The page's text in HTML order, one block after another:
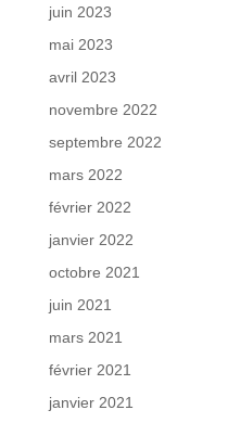
juin 2023
mai 2023
avril 2023
novembre 2022
septembre 2022
mars 2022
février 2022
janvier 2022
octobre 2021
juin 2021
mars 2021
février 2021
janvier 2021